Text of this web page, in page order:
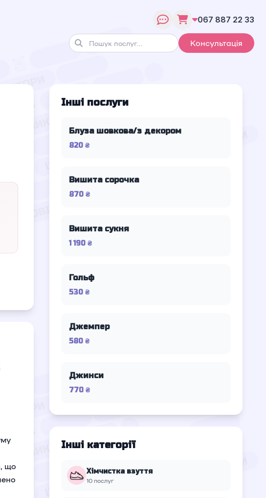
067 887 22 33
Консультація
що
Інші послуги
Блуза шовкова/з декором
820 ₴
Вишита сорочка
870 ₴
Вишита сукня
1 190 ₴
Гольф
530 ₴
Джемпер
580 ₴
Джинси
770 ₴
Інші категорії
Хімчистка взуття
10 послуг